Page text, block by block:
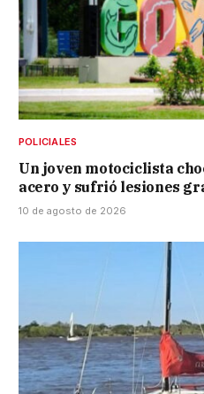
POLICIALES
Un joven motociclista
acero y sufrió lesiones
10 de agosto de 2026